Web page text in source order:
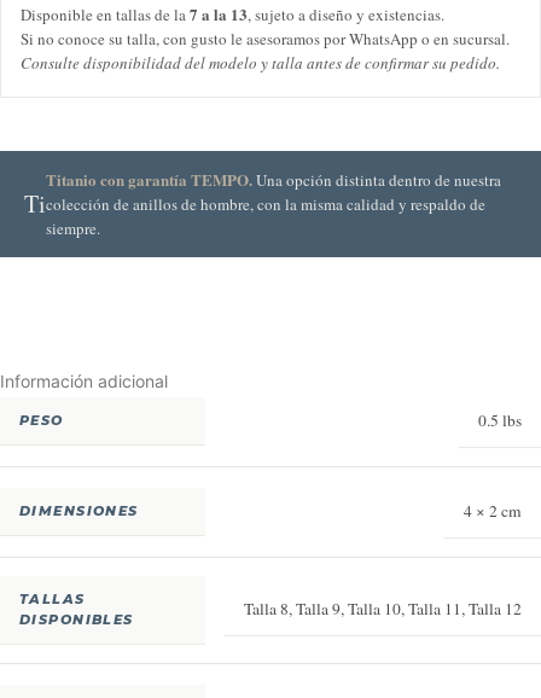
Disponible en tallas de la7 a la 13, sujeto a diseño y existencias.
Si no conoce su talla, con gusto le asesoramos por WhatsApp o en sucursal.
Consulte disponibilidad del modelo y talla antes de confirmar su pedido.
Ti
Titanio con garantía TEMPO.Una opción distinta dentro de nuestra
colección de anillos de hombre, con la misma calidad y respaldo de
siempre.
Información adicional
PESO 0.5 lbs
DIMENSIONES 4 × 2 cm
TALLAS
DISPONIBLES
Talla 8,Talla 9,Talla 10,Talla 11,Talla 12